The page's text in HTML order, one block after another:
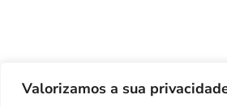
Valorizamos a sua